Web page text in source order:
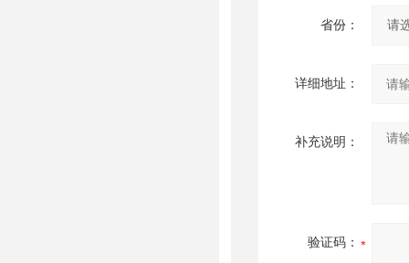
省份：
详细地址：
补充说明：
验证码：